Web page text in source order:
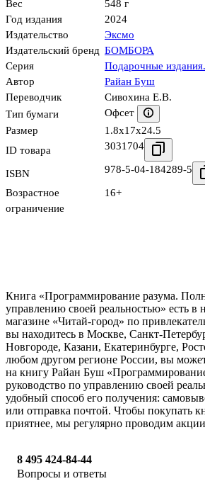
Вес
548 г
Год издания
2024
Издательство
Эксмо
Издательский бренд БОМБОРА
Серия
Подарочные
Автор
Райан Буш
Переводчик
Сивохина Е.В.
Тип бумаги
Офсет
Размер
1.8x17x24.5
ID товара
3031704
ISBN 978-5-04-184289-5
Возрастное
ограничение
16+
Книга «Программирование разума.
управлению своей реальностью» есть в
магазине «Читай-город» по
вы находитесь в Москве, Санкт-
Новгороде, Казани, Екатеринбурге,
любом другом регионе России, вы
на книгу Райан Буш
руководство по управлению своей
удобный способ его получения:
или отправка почтой. Чтобы покупать
приятнее, мы регулярно проводим
8 495 424-84-44
Вопросы и ответы